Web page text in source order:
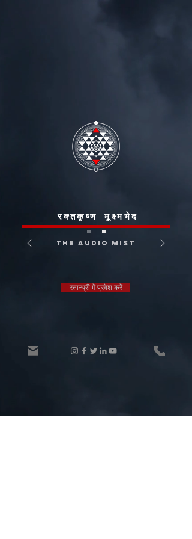
रक्तकृष्ण मूक्ष्मभेद
THE AUDIO MIST
रतान्ध्री में प्रवेश करें